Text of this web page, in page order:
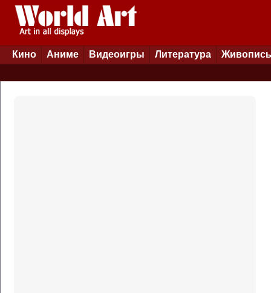
Кино Аниме Видеоигры Литература Живопись